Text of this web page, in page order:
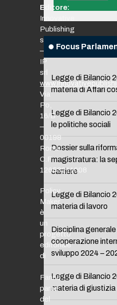
Focus
Legge di Bilancio
materia di Affari
Legge di Bilancio
le politiche sociali
Dossier sulla
magistratura: la
carriere
Legge di Bilancio
materia di lavoro
Disciplina generale
cooperazione
sviluppo 2024 –
Legge di Bilancio
materia di giustizia
Editore:
Innovative
Publishing
srl
–
IP
srl
Via
Po,
16/B
–
00198
Roma
C.F.
12653211008
Policy
Maker
è
un
progetto
editoriale
di
Fanno
parte
del